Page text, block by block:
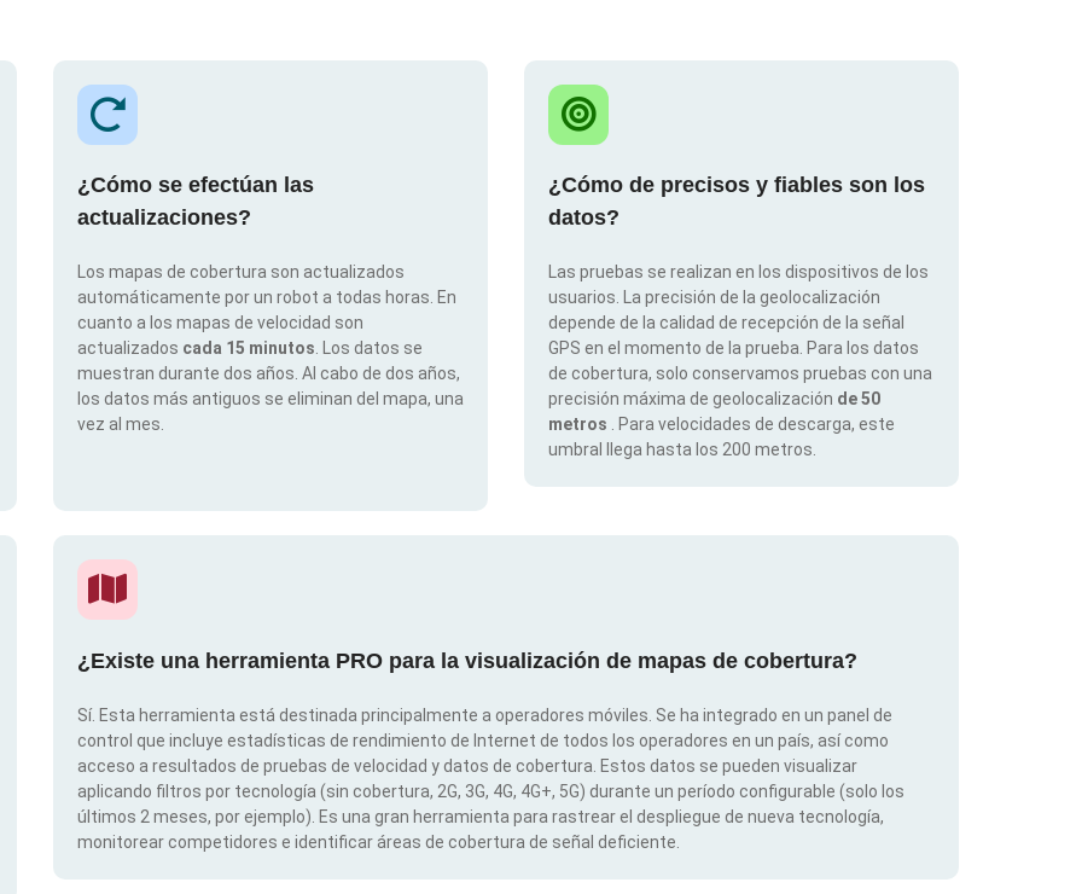
¿Cómo se efectúan las
actualizaciones?
Los mapas de cobertura son actualizados
automáticamente por un robot a todas horas. En
cuanto a los mapas de velocidad son
actualizados cada 15 minutos . Los datos se
muestran durante dos años. Al cabo de dos años,
los datos más antiguos se eliminan del mapa, una
vez al mes.
¿Cómo de precisos y fiables son los
datos?
Las pruebas se realizan en los dispositivos de los
usuarios. La precisión de la geolocalización
depende de la calidad de recepción de la señal
GPS en el momento de la prueba. Para los datos
de cobertura, solo conservamos pruebas con una
precisión máxima de geolocalización de 50
metros
. Para velocidades de descarga, este
umbral llega hasta los 200 metros.
¿Existe una herramienta PRO para la visualización de mapas de cobertura?
Sí. Esta herramienta está destinada principalmente a operadores móviles. Se ha integrado en un panel de
control que incluye estadísticas de rendimiento de Internet de todos los operadores en un país, así como
acceso a resultados de pruebas de velocidad y datos de cobertura. Estos datos se pueden visualizar
aplicando filtros por tecnología (sin cobertura, 2G, 3G, 4G, 4G+, 5G) durante un período configurable (solo los
últimos 2 meses, por ejemplo). Es una gran herramienta para rastrear el despliegue de nueva tecnología,
monitorear competidores e identificar áreas de cobertura de señal deficiente.